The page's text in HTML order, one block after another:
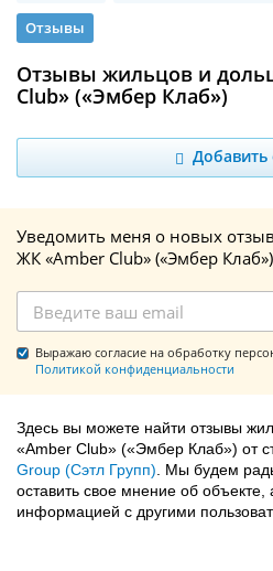
Отзывы
Отзывы жильцов и
Club» («Эмбер Клаб»)
Добавить
Уведомить меня о новых
ЖК «Amber Club» («Эмбер Клаб»)
Выражаю согласие на обработку
Политикой конфиденциальности
Здесь вы можете найти отзывы
«Amber Club» («Эмбер Клаб») от
Group (Сэтл Групп). Мы будем
оставить свое мнение об объекте,
информацией с другими